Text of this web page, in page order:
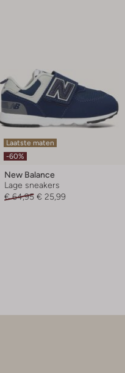
Laatste maten
-60%
New Balance
Lage sneakers
€ 64,95 € 25,99